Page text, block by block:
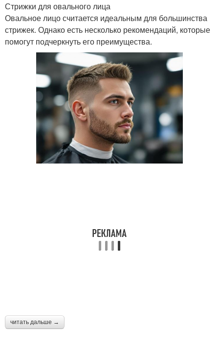
Стрижки с видом
стрижках
Модные стрижки Асимметричная стрижка
Стрижка без челки Тенденции в стрижках
Стрижки с акцентом
Стрижки для овального лица
Овальное лицо считается идеальным для большинства
стрижек. Однако есть несколько рекомендаций, которые
помогут подчеркнуть его преимущества.
читать дальше →